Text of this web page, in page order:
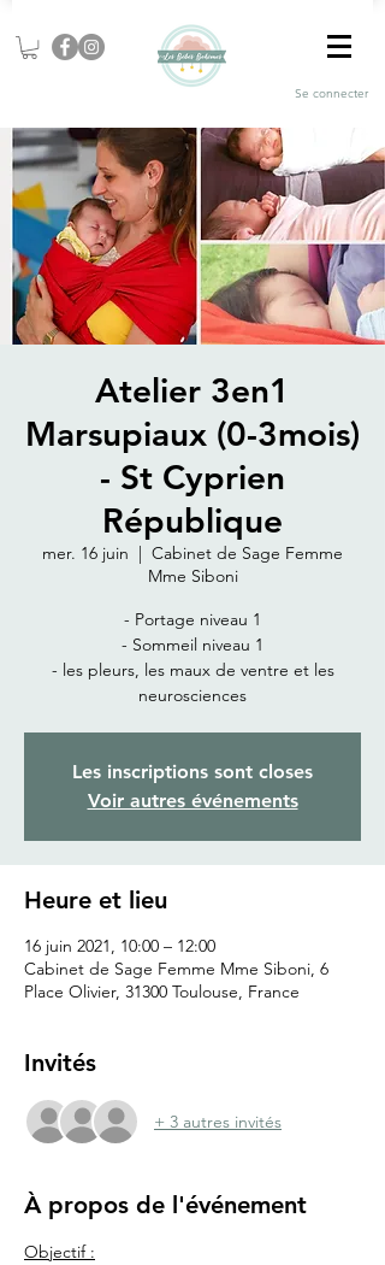
Se connecter
Atelier 3en1
Marsupiaux (0-3mois)
- St Cyprien
République
mer. 16 juin
  |
Cabinet de Sage Femme
Mme Siboni
- Portage niveau 1
- Sommeil niveau 1
- les pleurs, les maux de ventre et les
neurosciences
Les inscriptions sont closes
Voir autres événements
Heure et lieu
16 juin 2021, 10:00 – 12:00
Cabinet de Sage Femme Mme Siboni, 6
Place Olivier, 31300 Toulouse, France
Invités
+ 3 autres invités
À propos de l'événement
Objectif :